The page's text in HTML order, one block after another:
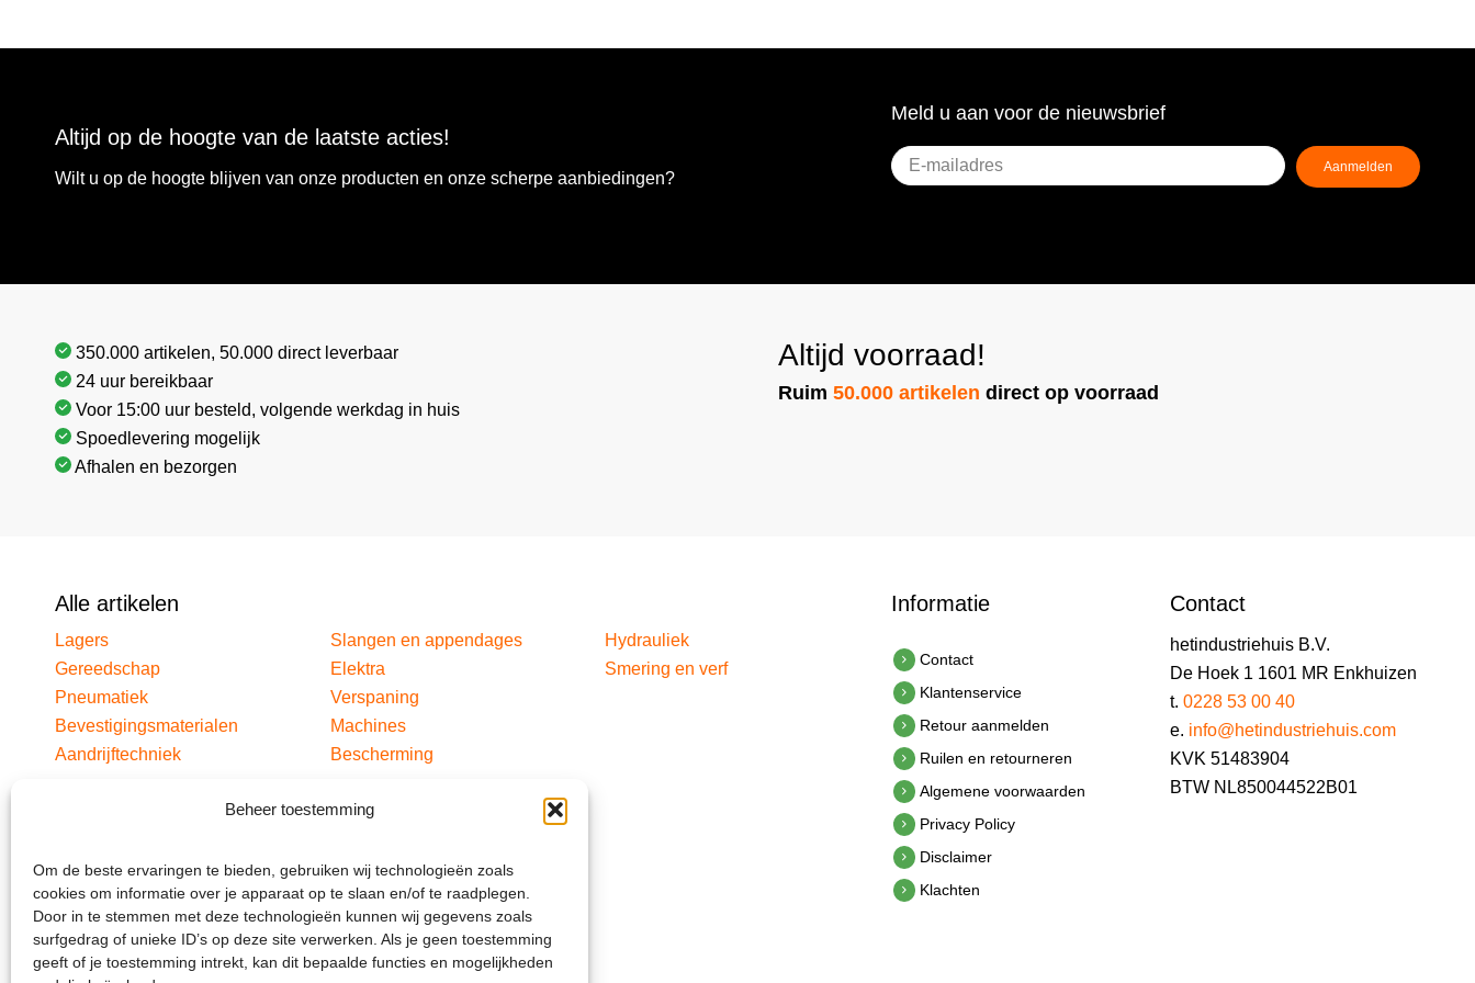
Beheer toestemming
Om de beste ervaringen te bieden, gebruiken wij technologieën zoals
cookies om informatie over je apparaat op te slaan en/of te raadplegen.
Door in te stemmen met deze technologieën kunnen wij gegevens zoals
surfgedrag of unieke ID’s op deze site verwerken. Als je geen toestemming
geeft of je toestemming intrekt, kan dit bepaalde functies en mogelijkheden
Altijd op de hoogte van de laatste acties!
Wilt u op de hoogte blijven van onze producten en onze scherpe aanbiedingen?
Meld u aan voor de nieuwsbrief
E-
mailadres(Vereist)
Aanmelden
350.000 artikelen, 50.000 direct leverbaar
24 uur bereikbaar
Voor 15:00 uur besteld, volgende werkdag in huis
Spoedlevering mogelijk
Afhalen en bezorgen
Altijd voorraad!
Ruim50.000 artikelen direct op voorraad
Alle artikelen
Lagers
Gereedschap
Pneumatiek
Bevestigingsmaterialen
Aandrijftechniek
Slangen en appendages
Elektra
Verspaning
Machines
Bescherming
Hydrauliek
Smering en verf
Informatie
Contact
Klantenservice
Retour aanmelden
Ruilen en retourneren
Algemene voorwaarden
Privacy Policy
Disclaimer
Klachten
Contact
hetindustriehuis B.V.
De Hoek 1 1601 MR Enkhuizen
t. 0228 53 00 40
e. info@hetindustriehuis.com
KVK 51483904
BTW NL850044522B01